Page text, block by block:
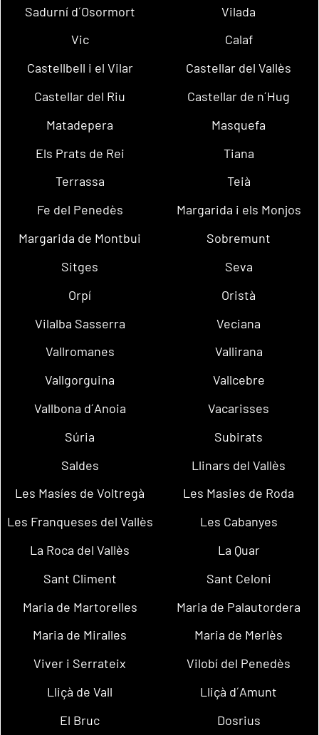
Sadurní d´Osormort
Vilada
Vic
Calaf
Castellbell i el Vilar
Castellar del Vallès
Castellar del Riu
Castellar de n´Hug
Matadepera
Masquefa
Els Prats de Rei
Tiana
Terrassa
Teià
Fe del Penedès
Margarida i els Monjos
Margarida de Montbui
Sobremunt
Sitges
Seva
Orpí
Oristà
Vilalba Sasserra
Veciana
Vallromanes
Vallirana
Vallgorguina
Vallcebre
Vallbona d´Anoia
Vacarisses
Súria
Subirats
Saldes
Llinars del Vallès
Les Masíes de Voltregà
Les Masies de Roda
Les Franqueses del Vallès
Les Cabanyes
La Roca del Vallès
La Quar
Sant Climent
Sant Celoni
Maria de Martorelles
Maria de Palautordera
Maria de Miralles
Maria de Merlès
Viver i Serrateix
Vilobí del Penedès
Lliçà de Vall
Lliçà d´Amunt
El Bruc
Dosrius